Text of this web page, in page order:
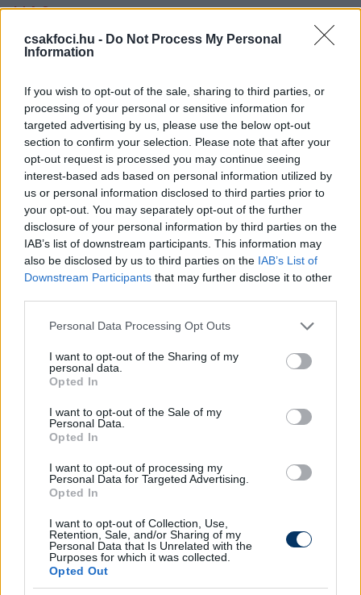
csakfoci.hu - Do Not Process My Personal
Information
If you wish to opt-out of the sale, sharing to third parties, or
processing of your personal or sensitive information for
targeted advertising by us, please use the below opt-out
section to confirm your selection. Please note that after your
opt-out request is processed you may continue seeing
interest-based ads based on personal information utilized by
us or personal information disclosed to third parties prior to
your opt-out. You may separately opt-out of the further
disclosure of your personal information by third parties on the
IAB’s list of downstream participants. This information may
also be disclosed by us to third parties on the IAB’s List of
Downstream Participants that may further disclose it to other
Please note that this website/app uses one or more Google
not limited to your visit or usage behaviour. You may click to
grant or deny consent to Google and its third-party tags to
use your data for below specified purposes in below Google
consent section.
Personal Data Processing Opt Outs
I want to opt-out of the Sharing of my
personal data.
Opted In
I want to opt-out of the Sale of my
Personal Data.
Opted In
I want to opt-out of processing my
Personal Data for Targeted Advertising.
Opted In
I want to opt-out of Collection, Use,
Retention, Sale, and/or Sharing of my
Personal Data that Is Unrelated with the
Purposes for which it was collected.
Opted Out
M4 Sport
11.00: Labdarúgás, NB II, Kecskemét-Vasas
(ismétlés)
forduló, első mérkőzés, PFC Ludogorec-
Ferencváros (élő)
23.30: Labdarúgás, NB I, DVTK-ZTE (ismétlés)
Sport 1
19.15: Labdarúgás, Bajnokok Ligája, playoff, 1.
mérkőzés, Feyenoord-AC Milan (ismétlés)
21.30: Labdarúgás, Bajnokok Ligája, playoff, 1.
mérkőzés, Manchester City-Real Madrid (ismétlés)
14.15: Labdarúgás, Bajnokok Ligája, playoff, 1.
16.30: Labdarúgás, Bajnokok Ligája, playoff, 1.
mérkőzés, Juventus-PSV (ismétlés)
14.15: Labdarúgás, Bajnokok Ligája, playoff, 1.
mérkőzés, Brest-PSG (ismétlés)
17.00: Labdarúgás, német másodosztály, Hannover-
19.00: Labdarúgás, német másodosztály, Schalke-
Hertha (ismétlés)
21.00: Labdarúgás, német másodosztály, Karlsruhe-
Münster (ismétlés)